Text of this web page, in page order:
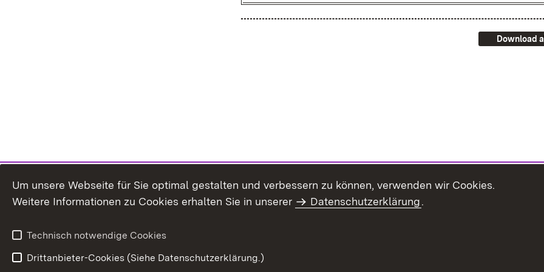
Download
Um unsere Webseite für Sie optimal gestalten und verbessern zu können, verwenden wir Cookies.
Weitere Informationen zu Cookies erhalten Sie in unserer
Datenschutzerklärung.
Technisch notwendige Cookies
Drittanbieter-Cookies (Siehe Datenschutzerklärung.)